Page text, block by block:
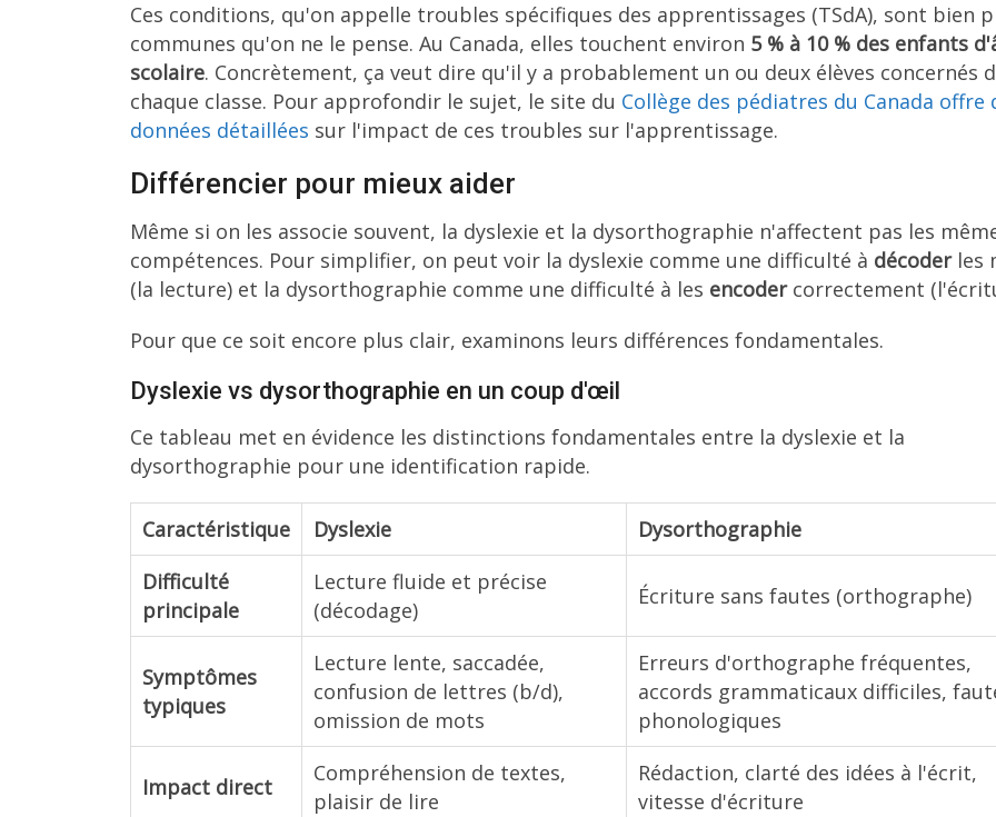
Ces conditions, qu'on appelle troubles spécifiques des apprentissages (TSdA), sont bien
communes qu'on ne le pense. Au Canada, elles touchent environ 5 % à 10 % des enfants
scolaire. Concrètement, ça veut dire qu'il y a probablement un ou deux élèves concernés
chaque classe. Pour approfondir le sujet, le site du Collège des pédiatres du Canada offre
données détaillées sur l'impact de ces troubles sur l'apprentissage.
Différencier pour mieux aider
Même si on les associe souvent, la dyslexie et la dysorthographie n'affectent pas les
compétences. Pour simplifier, on peut voir la dyslexie comme une difficulté à décoderles
(la lecture) et la dysorthographie comme une difficulté à les encodercorrectement
Pour que ce soit encore plus clair, examinons leurs différences fondamentales.
Dyslexie vs dysorthographie en un coup d'œil
Ce tableau met en évidence les distinctions fondamentales entre la dyslexie et la
dysorthographie pour une identification rapide.
Caractéristique Dyslexie
Dysorthographie
Difficulté
principale
Lecture fluide et précise
(décodage)
Écriture sans fautes (orthographe)
Symptômes
typiques
Lecture lente, saccadée,
confusion de lettres (b/d),
omission de mots
Erreurs d'orthographe fréquentes,
accords grammaticaux difficiles,
phonologiques
Impact direct
Compréhension de textes,
plaisir de lire
Rédaction, clarté des idées à l'écrit,
vitesse d'écriture